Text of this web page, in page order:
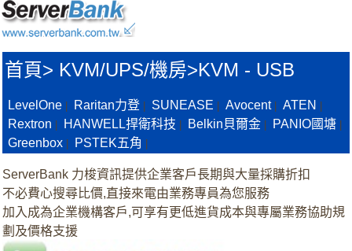
首頁> KVM/UPS/機房>KVM - USB
LevelOne Raritan力登 SUNEASE Avocent| ATEN
Rextron HANWELL捍衛科技 Belkin貝爾金 PANIO國塘
Greenbox PSTEK五角
ServerBank 力梭資訊提供企業客戶長期與大量採購折扣
不必費心搜尋比價,直接來電由業務專員為您服務
加入成為企業機構客戶,可享有更低進貨成本與專屬業務協助規
劃及價格支援